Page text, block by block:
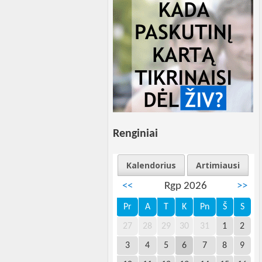
Renginiai
Kalendorius
Artimiausi
<<
Rgp 2026 >>
Pr A T K Pn Š S
27 28 29 30 31 1 2
3 4 5 6 7 8 9